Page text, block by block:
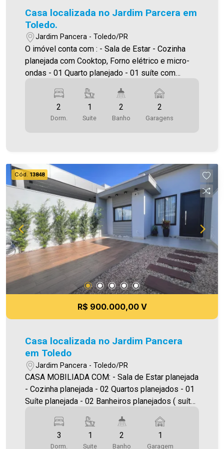
Casa localizada no Jardim Parcera em
Toledo.
Jardim Pancera - Toledo/PR
O imóvel conta com : - Sala de Estar - Cozinha
planejada com Cooktop, Forno elétrico e micro-
ondas - 01 Quarto planejado - 01 suíte com
Lavanderia - Sobra de terreno - 02 Vagas de
garagem - Edícula - 03 Aparelhos de ar
condicionado. Área construída:81,00m² Área
tanto na locação quanto na venda. Aproveite essa
oportunidade, agende uma visita! Imobiliária Ativa
| Sinta-se em casa! - As informações aqui
prestadas são verdadeiras, todavia, reservamo-
nos o direito de corrigir qualquer erro de
digitação e/ou ortografia, bem como alteração
dos preços e imagens. Fotos meramente
ilustrativas.
2
Dorm.
1
Suite
2
Banho
2
Garagens
Cód. 13848
R$ 900.000,00 V
Casa localizada no Jardim Pancera
em Toledo
Jardim Pancera - Toledo/PR
CASA MOBILIADA COM: - Sala de Estar planejada
- Cozinha planejada - 02 Quartos planejados - 01
Suíte planejada - 02 Banheiros planejados ( suíte
com churrasqueira - Piscina - Vaga de garagem
Área construída: 109,90m² Área terreno:180,00m²
3
Dorm.
1
Suite
2
Banho
1
Garagem